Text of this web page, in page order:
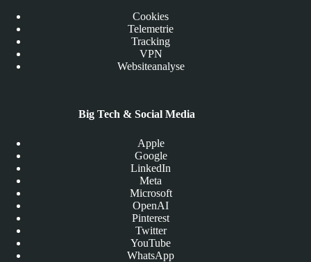
Cookies
Telemetrie
Tracking
VPN
Websiteanalyse
Big Tech & Social Media
Apple
Google
LinkedIn
Meta
Microsoft
OpenAI
Pinterest
Twitter
YouTube
WhatsApp